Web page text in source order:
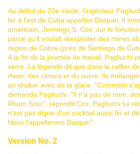
Au début du 20e siècle, l'ingénieur
fer à l'est de Cuba appellée Daiquiri. Il
américain, Jennings S. Cox, sur le
parce qu'il voulait réexploiter des mines
région de Cobre (près de Santiago de
A la fin de la journée de travail, Pagliuchi
verre. La légende dit que dans le cellier
rhum, des citrons et du sucre. Ils
un shaker avec de la glace. "Comment
demanda Pagliuchi. "Il n'a pas de nom,
Rhum Sour", répondit Cox. Pagliuchi lui
n'est pas digne d'un cocktail aussi fin et
Nous l'appellerons Daiquiri".
Version No. 2